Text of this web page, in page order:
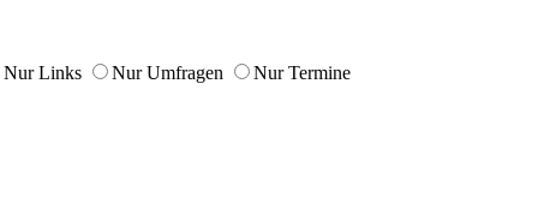
Nur Links Nur Umfragen Nur Termine